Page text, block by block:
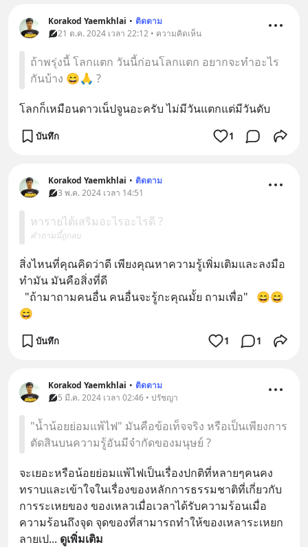
Korakod Yaemkhlai • ติดตาม
21 ต.ค. 2024 เวลา 22:12 • ความคิดเห็น
ถ้าพรุ่งนี้ โลกแตก วันนี้ก่อนโลกแตก อยากจะทำอะไร
กันบ้าง 😄🙏 ?
โลกก็เหมือนดาวเน็ปจูนอะครับ ไม่มีวันแตกแต่มีวันดับ
บันทึก 1
Korakod Yaemkhlai • ติดตาม
3 พ.ค. 2024 เวลา 14:51
หารายได้เสริมอะไรอะไรดี ?
คำถามนี้ถูกลบ
สิ่งไหนที่คุณคิดว่าดี เพียงคุณหาความรู้เพิ่มเติมและลงมือ
ทำมัน มันคือสิ่งที่ดี
😄
บันทึก 1 1
Korakod Yaemkhlai • ติดตาม
5 มี.ค. 2024 เวลา 02:46 • ปรัชญา
"น้ำน้อยย่อมแพ้ไฟ" มันคือข้อเท็จจริง หรือเป็นเพียงการ
ตัดสินบนความรู้อันมีจำกัดของมนุษย์ ?
จะเยอะหรือน้อยย่อมแพ้ไฟเป็นเรื่องปกติที่หลายๆคนคง
ทราบและเข้าใจในเรื่องของหลักการธรรมชาติที่เกี่ยวกับ
การระเหยของ ของเหลวเมื่อเวลาได้รับความร้อนเมื่อ
ความร้อนถึงจุด จุดของที่สามารถทำให้ของเหลาระเหยก
ลายเป... ดูเพิ่มเติม